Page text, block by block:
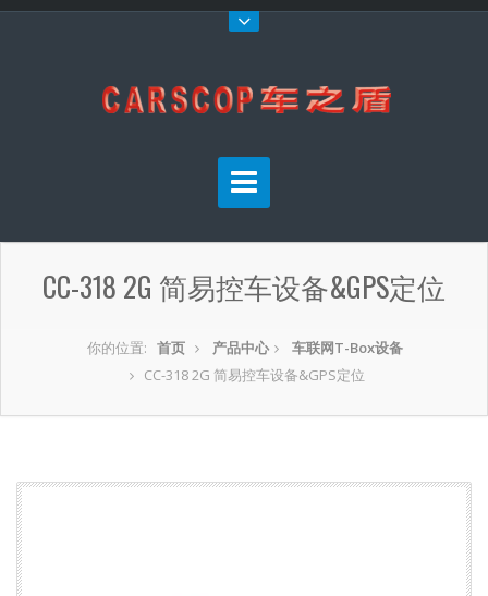
CC-318 2G 简易控车设备&GPS定位
你的位置: 首页 产品中心
车联网T-Box设备
CC-318 2G 简易控车设备&GPS定位